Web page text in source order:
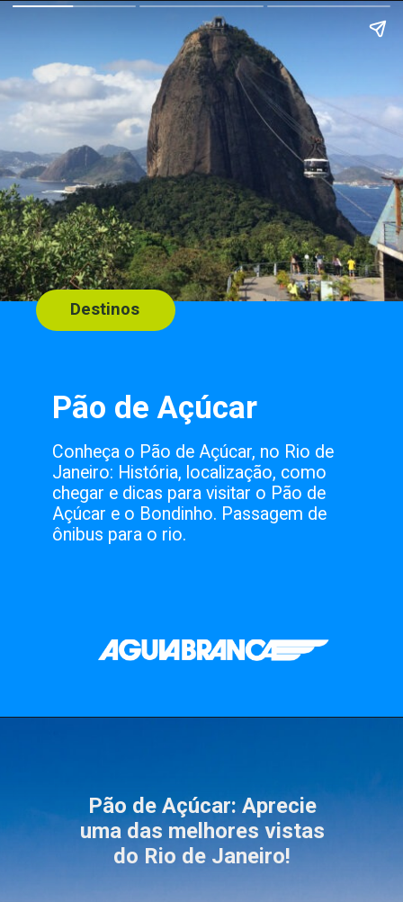
Destinos
Pão de Açúcar
Conheça o Pão de Açúcar, no Rio de
Janeiro: História, localização, como
chegar e dicas para visitar o Pão de
Açúcar e o Bondinho. Passagem de
ônibus para o rio.
Pão de Açúcar: Aprecie
uma das melhores vistas